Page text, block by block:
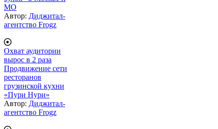
МО
Автор: Диджитал-
агентство Frogz
Охват аудитории
вырос в 2 раза
Продвижение сети
ресторанов
грузинской кухни
«Пури Нури»
Автор: Диджитал-
агентство Frogz